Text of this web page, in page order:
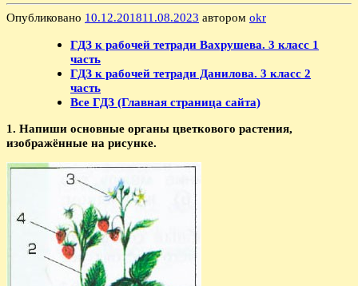
Опубликовано 10.12.201811.08.2023 автором okr
ГДЗ к рабочей тетради Вахрушева. 3 класс 1
часть
ГДЗ к рабочей тетради Данилова. 3 класс 2
часть
Все ГДЗ (Главная страница сайта)
1. Напиши основные органы цветкового растения,
изображённые на рисунке.